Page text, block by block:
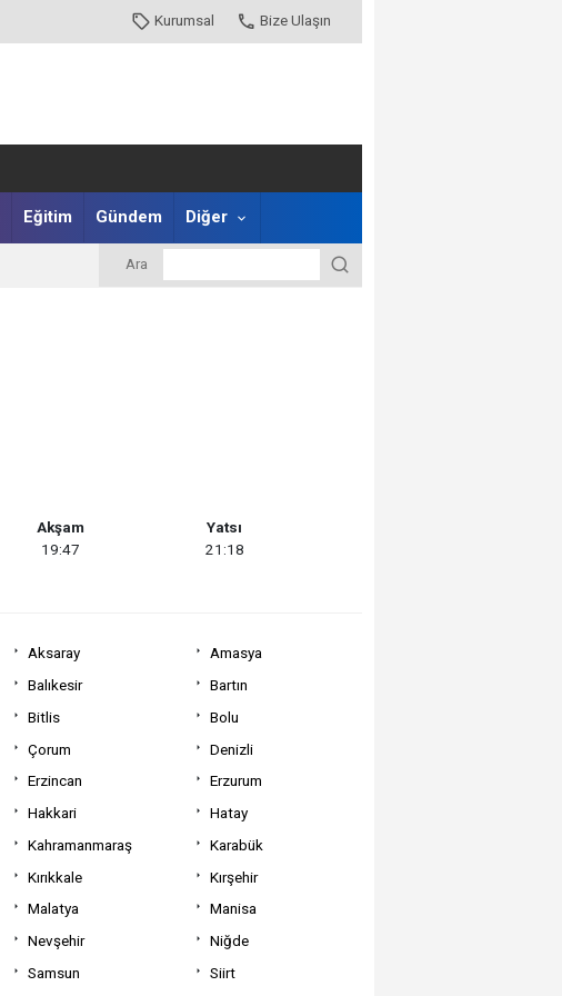
Kurumsal Bize Ulaşın
Eğitim Gündem Diğer
Ara
Akşam
19:47
Yatsı
21:18
Aksaray
Amasya
Balıkesir
Bartın
Bitlis
Bolu
Çorum
Denizli
Erzincan
Erzurum
Hakkari
Hatay
Kahramanmaraş
Karabük
Kırıkkale
Kırşehir
Malatya
Manisa
Nevşehir
Niğde
Samsun
Siirt